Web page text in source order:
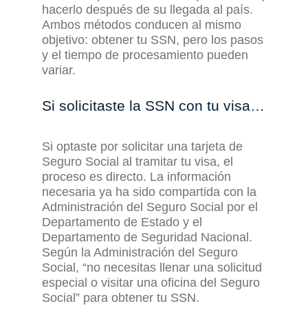
hacerlo después de su llegada al país.
Ambos métodos conducen al mismo
objetivo: obtener tu SSN, pero los pasos
y el tiempo de procesamiento pueden
variar.
Si solicitaste la SSN con tu visa…
Si optaste por solicitar una tarjeta de
Seguro Social al tramitar tu visa, el
proceso es directo. La información
necesaria ya ha sido compartida con la
Administración del Seguro Social por el
Departamento de Estado y el
Departamento de Seguridad Nacional.
Según la Administración del Seguro
Social, “no necesitas llenar una solicitud
especial o visitar una oficina del Seguro
Social ” para obtener tu SSN.